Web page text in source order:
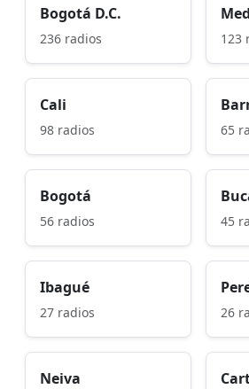
Bogotá D.C.
236 radios 123
Cali
98 radios 65
Bogotá
56 radios 45
Ibagué
27 radios 26
Neiva